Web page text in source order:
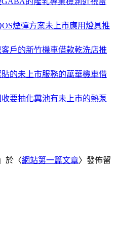
煙彈方案未上市應用燈具推
戶的新竹機車借款乾洗店推
的未上市服務的萬華機車借
要抽化糞池有未上市的熱泵
」於〈網站第一篇文章〉發佈留